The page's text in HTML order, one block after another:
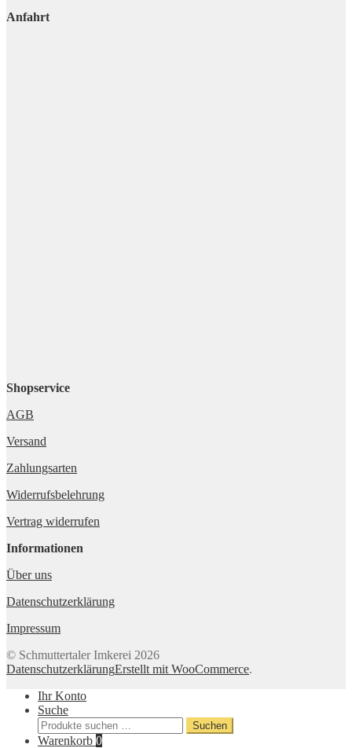
Anfahrt
Shopservice
AGB
Versand
Zahlungsarten
Widerrufsbelehrung
Vertrag widerrufen
Informationen
Über uns
Datenschutzerklärung
Impressum
© Schmuttertaler Imkerei 2026
DatenschutzerklärungErstellt mit WooCommerce.
Ihr Konto
Suche
Suche
nach:
Suchen
Warenkorb 0